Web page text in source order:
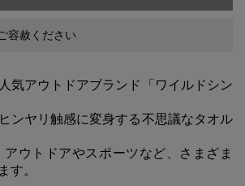
容赦ください
気アウトドアブランド「ワイルドシン
ンヤリ触感に変身する不思議なタオル
ウトドアやスポーツなど、さまざま
す。